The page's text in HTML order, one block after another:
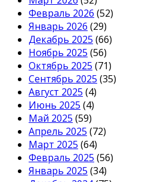
Февраль 2026 (52)
Январь 2026 (29)
Декабрь 2025 (66)
Ноябрь 2025 (56)
Октябрь 2025 (71)
Сентябрь 2025 (35)
Август 2025 (4)
Июнь 2025 (4)
Май 2025 (59)
Апрель 2025 (72)
Март 2025 (64)
Февраль 2025 (56)
Январь 2025 (34)